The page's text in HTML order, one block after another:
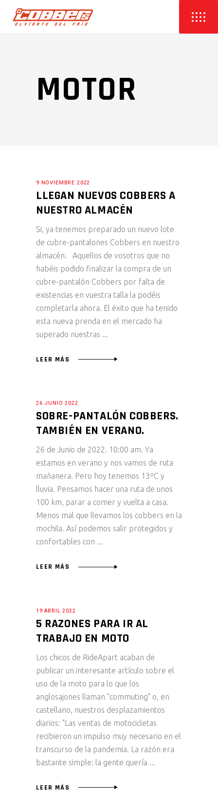
MOTOR
9 NOVIEMBRE 2022
LLEGAN NUEVOS COBBERS A
NUESTRO ALMACÉN
Si, ya tenemos preparado un nuevo lote
de cubre-pantalones Cobbers en nuestro
almacén. Aquellos de vosotros que no
habéis podido finalizar la compra de un
cubre-pantalón Cobbers por falta de
existencias en vuestra talla la podéis
completarla ahora. El éxito que ha tenido
esta nueva prenda en el mercado ha
superado nuestras
LEER MÁS
26 JUNIO 2022
SOBRE-PANTALÓN COBBERS.
TAMBIÉN EN VERANO.
26 de Junio de 2022. 10:00 am. Ya
estamos en verano y nos vamos de ruta
mañanera. Pero hoy tenemos 13ºC y
lluvia. Pensamos hacer una ruta de unos
100 km, parar a comer y vuelta a casa.
Menos mal que llevamos los cobbers en la
mochila. Así podemos salir protegidos y
confortables con
LEER MÁS
19 ABRIL 2022
5 RAZONES PARA IR AL
TRABAJO EN MOTO
Los chicos de RideApart acaban de
publicar un interesante artículo sobre el
uso de la moto para lo que los
anglosajones llaman "commuting" o, en
castellano, nuestros desplazamientos
diarios: "Las ventas de motocicletas
recibieron un impulso muy necesario en el
transcurso de la pandemia. La razón era
bastante simple: la gente quería
LEER MÁS